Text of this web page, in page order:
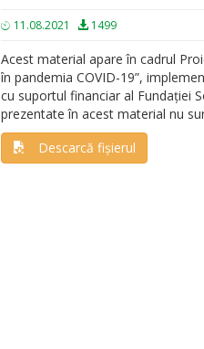
11.08.2021 1499
Acest material apare în cadrul
în pandemia COVID-19”,
cu suportul financiar al Fundației
prezentate în acest material nu
Descarcă fișierul